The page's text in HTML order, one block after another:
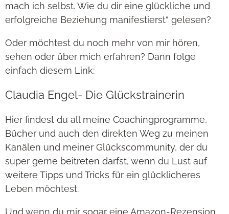
mach ich selbst. Wie du dir eine glückliche und
erfolgreiche Beziehung manifestierst“ gelesen?
Oder möchtest du noch mehr von mir hören,
sehen oder über mich erfahren? Dann folge
einfach diesem Link:
Claudia Engel- Die Glückstrainerin
Hier findest du all meine Coachingprogramme,
Bücher und auch den direkten Weg zu meinen
Kanälen und meiner Glückscommunity, der du
super gerne beitreten darfst, wenn du Lust auf
weitere Tipps und Tricks für ein glücklicheres
Leben möchtest.
Und wenn du mir sogar eine Amazon-Rezension